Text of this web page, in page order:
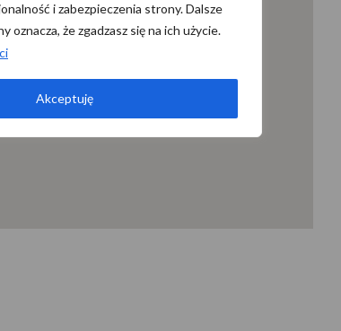
i zabezpieczenia strony. Dalsze
oznacza, że zgadzasz się na ich użycie.
Akceptuję